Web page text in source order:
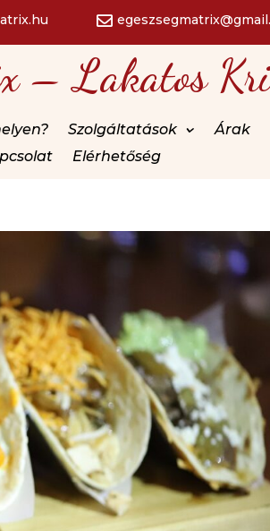

– Lakatos
Szolgáltatások
Árak
Elérhetőség